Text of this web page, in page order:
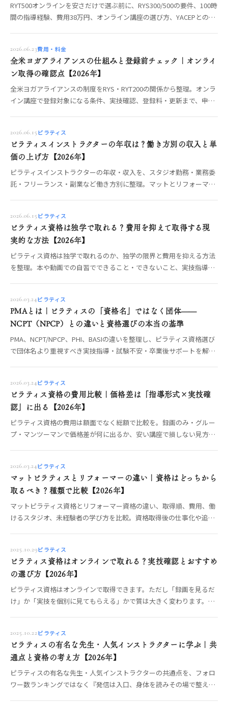
RYT500オンラインを安さだけで選ぶ前に、RYS300/500の要件、100時
間の指導経験、費用38万円、オンライン講座の選び方、YACEPとの違
2026.06.23費用・料金
全米ヨガアライアンスの仕組みと登録前チェック｜オンライ
ン取得の確認点【2026年】
全米ヨガアライアンスの制度をRYS・RYT200の関係から整理。オンラ
イン講座で登録対象になる条件、実技確認、登録料・更新まで、申請
2026.06.15 ピラティス
ピラティスインストラクターの年収は？働き方別の収入と単
価の上げ方【2026年】
ピラティスインストラクターの年収・収入を、スタジオ勤務・業務委
託・フリーランス・副業など働き方別に整理。マットとリフォーマー
2026.06.15 ピラティス
ピラティス資格は独学で取れる？費用を抑えて取得する現
実的な方法【2026年】
ピラティス資格は独学で取れるのか、独学の限界と費用を抑える方法
を整理。本や動画での自習でできること・できないこと、実技指導を
2026.03.24ピラティス
PMAとは｜ピラティスの「資格名」ではなく団体——
NCPT（NPCP）との違いと資格選びの本当の基準
PMA、NCPT/NPCP、PHI、BASIの違いを整理し、ピラティス資格選び
で団体名より重視すべき実技指導・試験不安・卒業後サポートを解説
2026.03.24ピラティス
ピラティス資格の費用比較｜価格差は「指導形式×実技確
認」に出る【2026年】
ピラティス資格の費用は額面でなく総額で比較を。録画のみ・グルー
プ・マンツーマンで価格差が何に出るか、安い講座で損しない見方、
2026.03.24ピラティス
マットピラティスとリフォーマーの違い｜資格はどっちから
取るべき？種類で比較【2026年】
マットピラティス資格とリフォーマー資格の違い、取得順、費用、働
けるスタジオ、未経験者の学び方を比較。資格取得後の仕事化や追加
2025.10.29ピラティス
ピラティス資格はオンラインで取れる？実技確認とおすすめ
の選び方【2026年】
ピラティス資格はオンラインで取得できます。ただし「録画を見るだ
け」か「実技を個別に見てもらえる」かで質は大きく変わります。オ
ます。
2025.10.22ピラティス
ピラティスの有名な先生・人気インストラクターに学ぶ｜共
通点と資格の考え方【2026年】
ピラティスの有名な先生・人気インストラクターの共通点を、フォロ
ワー数ランキングではなく『発信は入口、身体を読みその場で整える